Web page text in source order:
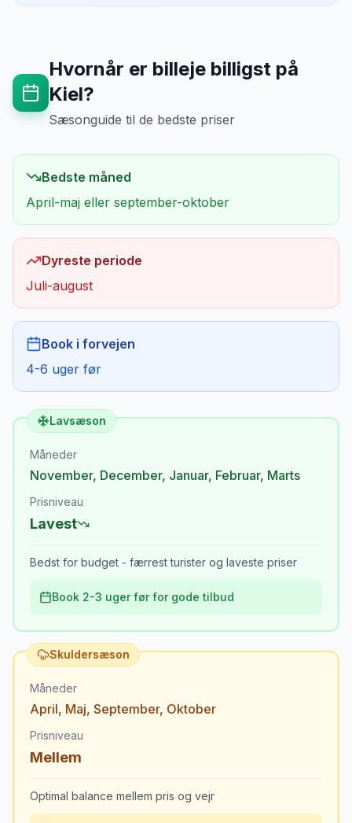
Hvornår er billeje billigst på
Kiel?
Sæsonguide til de bedste priser
Bedste måned
April-maj eller september-oktober
Dyreste periode
Juli-august
Book i forvejen
4-6 uger før
Lavsæson
Måneder
November, December, Januar, Februar, Marts
Prisniveau
Lavest
Bedst for budget - færrest turister og laveste priser
Book 2-3 uger før for gode tilbud
Skuldersæson
Måneder
April, Maj, September, Oktober
Prisniveau
Mellem
Optimal balance mellem pris og vejr